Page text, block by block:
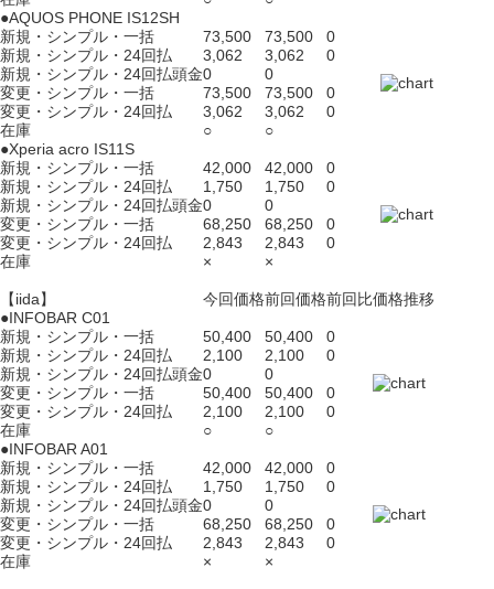
●AQUOS PHONE IS12SH
新規・シンプル・一括
73,500 73,500
0
新規・シンプル・24回払
3,062 3,062
0
新規・シンプル・24回払頭金0
0
変更・シンプル・一括
73,500 73,500
0
変更・シンプル・24回払
3,062 3,062
0
在庫
○
○
●Xperia acro IS11S
新規・シンプル・一括
42,000 42,000
0
新規・シンプル・24回払
1,750 1,750
0
新規・シンプル・24回払頭金0
0
変更・シンプル・一括
68,250 68,250
0
変更・シンプル・24回払
2,843 2,843
0
在庫
× ×
【iida】 今回価格前回価格前回比価格推移
●INFOBAR C01
新規・シンプル・一括
50,400 50,400
0
新規・シンプル・24回払
2,100 2,100
0
新規・シンプル・24回払頭金0
0
変更・シンプル・一括
50,400 50,400
0
変更・シンプル・24回払
2,100 2,100
0
在庫
○
○
●INFOBAR A01
新規・シンプル・一括
42,000 42,000
0
新規・シンプル・24回払
1,750 1,750
0
新規・シンプル・24回払頭金0
0
変更・シンプル・一括
68,250 68,250
0
変更・シンプル・24回払
2,843 2,843
0
在庫
× ×